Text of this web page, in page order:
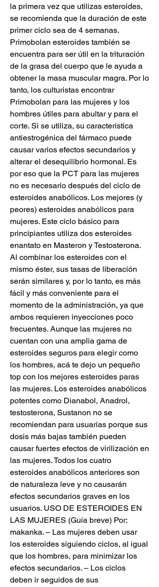
la primera vez que utilizas esteroides,
se recomienda que la duración de este
primer ciclo sea de 4 semanas.
Primobolan esteroides también se
encuentra para ser útil en la trituración
de la grasa del cuerpo que le ayuda a
obtener la masa muscular magra. Por lo
tanto, los culturistas encontrar
Primobolan para las mujeres y los
hombres útiles para abultar y para el
corte. Si se utiliza, su característica
antiestrogénica del fármaco puede
causar varios efectos secundarios y
alterar el desequilibrio hormonal. Es
por eso que la PCT para las mujeres
no es necesario después del ciclo de
esteroides anabólicos. Los mejores (y
peores) esteroides anabólicos para
mujeres. Este ciclo básico para
principiantes utiliza dos esteroides
enantato en Masteron y Testosterona.
Al combinar los esteroides con el
mismo éster, sus tasas de liberación
serán similares y, por lo tanto, es más
fácil y más conveniente para el
momento de la administración, ya que
ambos requieren inyecciones poco
frecuentes. Aunque las mujeres no
cuentan con una amplia gama de
esteroides seguros para elegir como
los hombres, acá te dejo un pequeño
top con los mejores esteroides paras
las mujeres. Los esteroides anabólicos
potentes como Dianabol, Anadrol,
testosterona, Sustanon no se
recomiendan para usuarias porque sus
dosis más bajas también pueden
causar fuertes efectos de virilización en
las mujeres. Todos los cuatro
esteroides anabólicos anteriores son
de naturaleza leve y no causarán
efectos secundarios graves en los
usuarios. USO DE ESTEROIDES EN
LAS MUJERES (Guía breve) Por:
makanka. – Las mujeres deben usar
los esteroides siguiendo ciclos, al igual
que los hombres, para minimizar los
efectos secundarios. – Los ciclos
deben ir seguidos de sus